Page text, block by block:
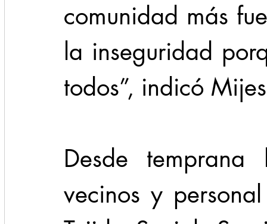
comunidad más
la inseguridad
todos”, indicó
Desde
vecinos y